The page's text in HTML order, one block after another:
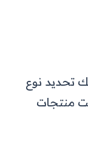
تحديد نوع
منتجات